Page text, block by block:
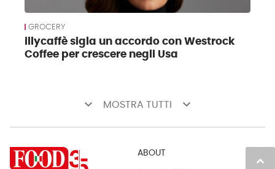
GROCERY
illycaffè sigla un accordo con Westrock
Coffee per crescere negli Usa
keyboard_arrow_down MOSTRA TUTTI keyboard_arrow_down
keyboard_arrow_up
ABOUT